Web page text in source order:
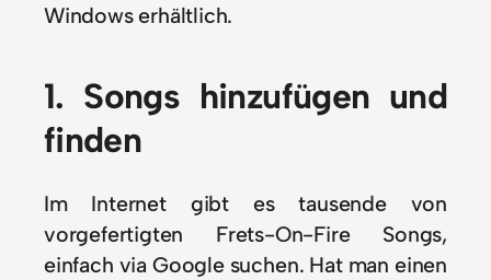
Windows erhältlich.
1. Songs hinzufügen und
finden
Im Internet gibt es tausende von
vorgefertigten Frets-On-Fire Songs,
einfach via Google suchen. Hat man einen